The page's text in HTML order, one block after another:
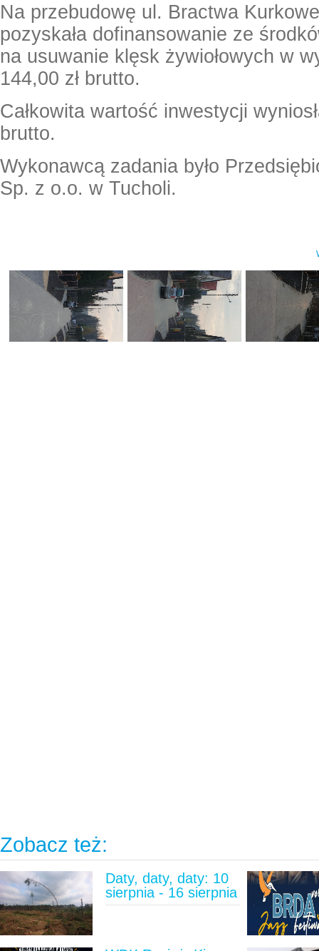
Na przebudowę ul. Bractwa
pozyskała dofinansowanie ze
na usuwanie klęsk żywiołowych w
144,00 zł brutto.
Całkowita wartość inwestycji
brutto.
Wykonawcą zadania było
Sp. z o.o. w Tucholi.
Zobacz też:
Daty, daty, daty: 10
sierpnia - 16 sierpnia